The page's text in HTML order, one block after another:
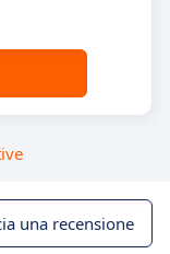
una recensione